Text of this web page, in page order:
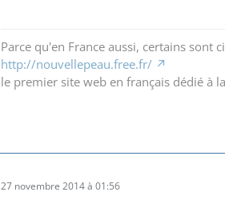
Parce qu'en France aussi, certains sont
http://nouvellepeau.free.fr/
le premier site web en français dédié à
27 novembre 2014 à 01:56